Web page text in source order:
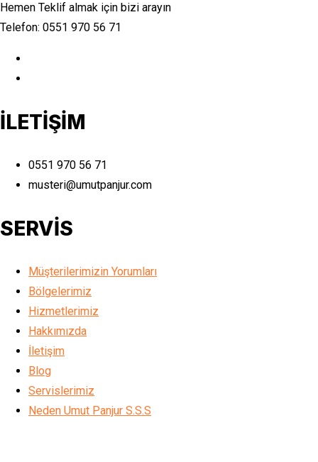
Hemen Teklif almak için bizi arayın
Telefon: 0551 970 56 71
İLETİŞİM
0551 970 56 71
musteri@umutpanjur.com
SERVİS
Müşterilerimizin Yorumları
Bölgelerimiz
Hizmetlerimiz
Hakkımızda
İletişim
Blog
Servislerimiz
Neden Umut Panjur S.S.S